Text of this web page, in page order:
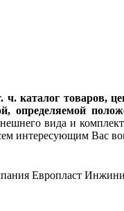
ч. каталог
определяемой
вида и
интересующим Вас
Европласт